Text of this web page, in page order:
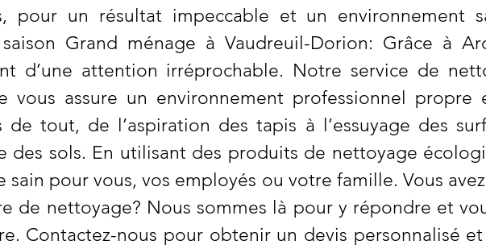
pour un résultat impeccable et un environnement
Grand ménage à Vaudreuil-Dorion: Grâce à
d’une attention irréprochable. Notre service de
vous assure un environnement professionnel propre
de tout, de l’aspiration des tapis à l’essuyage des
des sols. En utilisant des produits de nettoyage
sain pour vous, vos employés ou votre famille. Vous
de nettoyage? Nous sommes là pour y répondre et
Contactez-nous pour obtenir un devis personnalisé